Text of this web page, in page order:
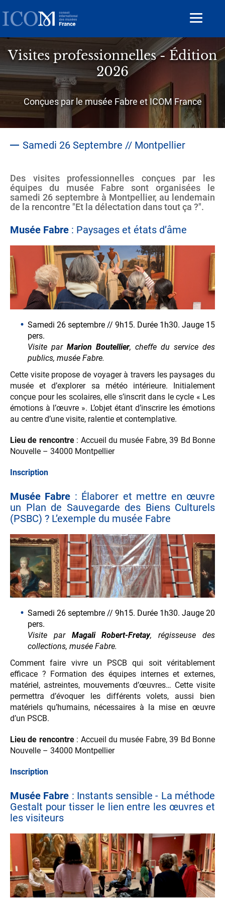
au
contenu
principal
Toggle
Visites professionnelles - Édition
2026
Sous-
titre
Conçues par le musée Fabre et ICOM France
Samedi 26 Septembre // Montpellier
Contenu
Des visites professionnelles conçues par les
équipes du musée Fabre sont organisées le
samedi 26 septembre à Montpellier, au lendemain
de la rencontre "Et la délectation dans tout ça ?".
Musée Fabre : Paysages et états d’âme
Samedi 26 septembre // 9h15. Durée 1h30. Jauge 15
pers.
Visite par Marion Boutellier, cheffe du service des
publics, musée Fabre.
Cette visite propose de voyager à travers les paysages du
musée et d’explorer sa météo intérieure. Initialement
conçue pour les scolaires, elle s’inscrit dans le cycle « Les
émotions à l’œuvre ». L’objet étant d’inscrire les émotions
au centre d’une visite, ralentie et contemplative.
Lieu de rencontre : Accueil du musée Fabre, 39 Bd Bonne
Nouvelle – 34000 Montpellier
Inscription
Musée Fabre : Élaborer et mettre en œuvre
un Plan de Sauvegarde des Biens Culturels
(PSBC) ? L’exemple du musée Fabre
Samedi 26 septembre // 9h15. Durée 1h30. Jauge 20
pers.
Visite par Magali Robert-Fretay, régisseuse des
collections, musée Fabre.
Comment faire vivre un PSCB qui soit véritablement
efficace ? Formation des équipes internes et externes,
matériel, astreintes, mouvements d’œuvres… Cette visite
permettra d’évoquer les différents volets, aussi bien
matériels qu’humains, nécessaires à la mise en œuvre
d’un PSCB.
Lieu de rencontre : Accueil du musée Fabre, 39 Bd Bonne
Nouvelle – 34000 Montpellier
Inscription
Musée Fabre : Instants sensible - La méthode
Gestalt pour tisser le lien entre les œuvres et
les visiteurs